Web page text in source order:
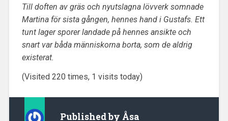
Till doften av gräs och nyutslagna lövverk somnade
Martina för sista gången, hennes hand i Gustafs. Ett
tunt lager sporer landade på hennes ansikte och
snart var båda människorna borta, som de aldrig
existerat.
(Visited 220 times, 1 visits today)
Published by Åsa